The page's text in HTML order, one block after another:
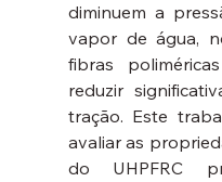
diminuem a
vapor de água,
fibras
reduzir
tração. Este
avaliar as
do UHPFRC